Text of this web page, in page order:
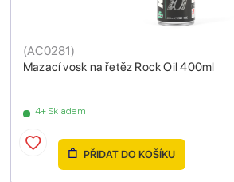
Mazací vosk na řetěz Rock Oil 400ml
(AC0281)
4+ Skladem
PŘIDAT DO KOŠÍKU